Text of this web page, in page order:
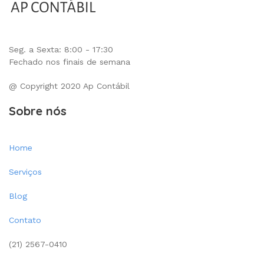
Seg. a Sexta: 8:00 - 17:30
Fechado nos finais de semana
@ Copyright 2020 Ap Contábil
Sobre nós
Home
Serviços
Blog
Contato
(21) 2567-0410